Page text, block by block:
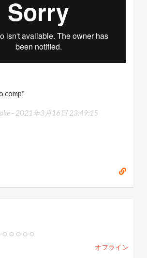
comp*
- 2021年3月16日 23:49:15
オフライン